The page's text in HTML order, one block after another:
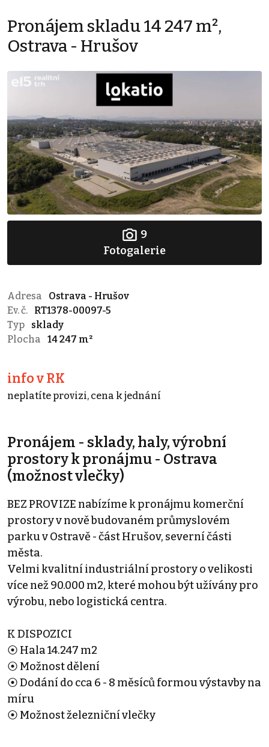
Pronájem skladu 14 247 m²,
Ostrava - Hrušov
9
Fotogalerie
Adresa
Ostrava - Hrušov
Ev. č.
RT1378-00097-5
Typ
sklady
Plocha
14 247 m²
info v RK
neplatíte provizi, cena k jednání
Pronájem - sklady, haly, výrobní
prostory k pronájmu - Ostrava
(možnost vlečky)
BEZ PROVIZE nabízíme k pronájmu komerční
prostory v nově budovaném průmyslovém
parku v Ostravě - část Hrušov, severní části
města.
Velmi kvalitní industriální prostory o velikosti
více než 90.000 m2, které mohou být užívány pro
výrobu, nebo logistická centra.
K DISPOZICI
⦿ Hala 14.247 m2
⦿ Možnost dělení
⦿ Dodání do cca 6 - 8 měsíců formou výstavby na
míru
⦿ Možnost železniční vlečky